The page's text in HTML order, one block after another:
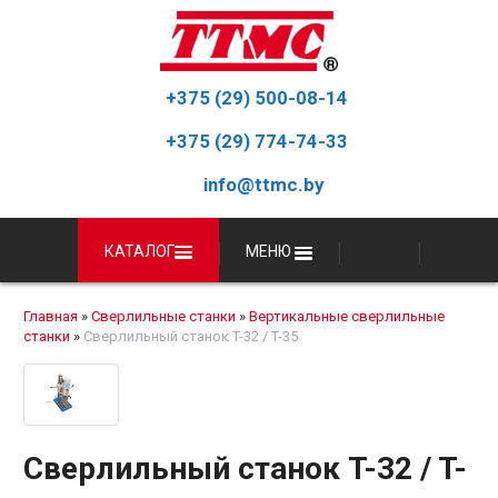
+375 (29) 500-08-14
+375 (29) 774-74-33
info@ttmc.by
КАТАЛОГ МЕНЮ
Главная » Сверлильные станки » Вертикальные сверлильные
станки » Сверлильный станок T-32 / T-35
Сверлильный станок T-32 / T-